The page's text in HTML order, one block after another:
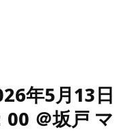
年5月13日
00 ＠坂戸 マ